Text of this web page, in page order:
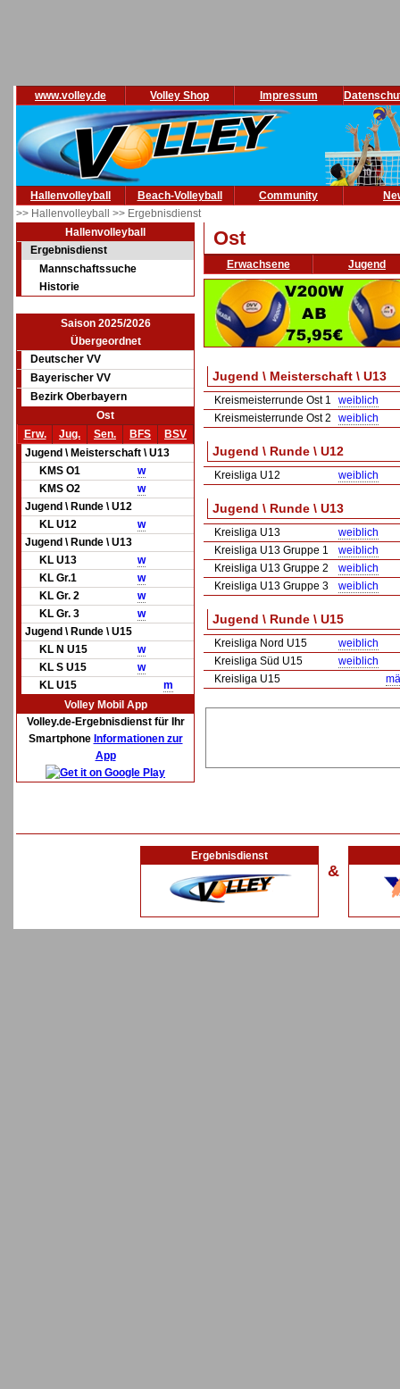
www.volley.de Volley Shop Impressum
Hallenvolleyball Beach-Volleyball Community
>> Hallenvolleyball >> Ergebnisdienst
Hallenvolleyball
Ergebnisdienst
Mannschaftssuche
Historie
Saison 2025/2026
Übergeordnet
Deutscher VV
Bayerischer VV
Bezirk Oberbayern
Ost
Erw.
Jug. Sen. BFS
BSV
Jugend \ Meisterschaft \ U13
KMS O1
w
KMS O2
w
Jugend \ Runde \ U12
KL U12
w
Jugend \ Runde \ U13
KL U13
w
KL Gr.1
w
KL Gr. 2
w
KL Gr. 3
w
Jugend \ Runde \ U15
KL N U15
w
KL S U15
w
KL U15
m
Volley Mobil App
Volley.de-Ergebnisdienst für Ihr
Smartphone Informationen zur
App
Ost
Erwachsene Jugend
Jugend \ Meisterschaft \ U13
Kreismeisterrunde Ost 1
weiblich
Kreismeisterrunde Ost 2
weiblich
Jugend \ Runde \ U12
Kreisliga U12 weiblich
Jugend \ Runde \ U13
Kreisliga U13
weiblich
Kreisliga U13 Gruppe 1
weiblich
Kreisliga U13 Gruppe 2
weiblich
Kreisliga U13 Gruppe 3
weiblich
Jugend \ Runde \ U15
Kreisliga Nord U15
weiblich
Kreisliga Süd U15
weiblich
Kreisliga U15
Ergebnisdienst
&